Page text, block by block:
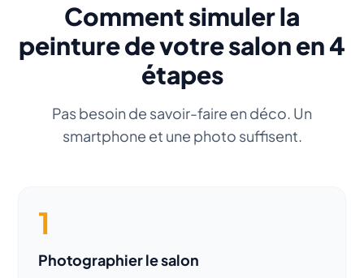
Comment simuler la
peinture de votre salon en 4
étapes
Pas besoin de savoir-faire en déco. Un
smartphone et une photo suffisent.
1
Photographier le salon